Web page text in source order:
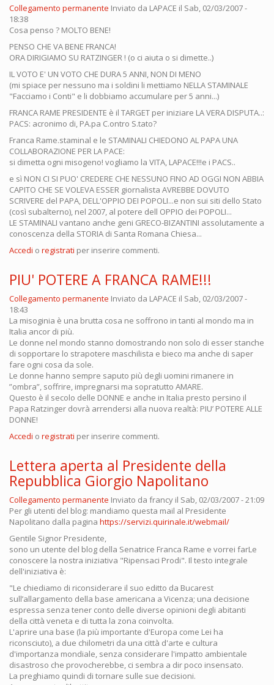
Collegamento permanente Inviato da LAPACE il Sab, 02/03/2007 -
18:38
Cosa penso ? MOLTO BENE!
PENSO CHE VA BENE FRANCA!
ORA DIRIGIAMO SU RATZINGER ! (o ci aiuta o si dimette..)
IL VOTO E' UN VOTO CHE DURA 5 ANNI, NON DI MENO
(mi spiace per nessuno ma i soldini li mettiamo NELLA STAMINALE
"Facciamo i Conti" e li dobbiamo accumulare per 5 anni...)
FRANCA RAME PRESIDENTE è il TARGET per iniziare LA VERA DISPUTA..:
PACS: acronimo di, PA.pa C.ontro S.tato?
Franca Rame.staminal e le STAMINALI CHIEDONO AL PAPA UNA
COLLABORAZIONE PER LA PACE:
si dimetta ogni misogeno! vogliamo la VITA, LAPACE!!!e i PACS..
e sì NON CI SI PUO' CREDERE CHE NESSUNO FINO AD OGGI NON ABBIA
CAPITO CHE SE VOLEVA ESSER giornalista AVREBBE DOVUTO
SCRIVERE del PAPA, DELL'OPPIO DEI POPOLI...e non sui siti dello Stato
(così subalterno), nel 2007, al potere dell OPPIO dei POPOLI...
LE STAMINALI vantano anche geni GRECO-BIZANTINI assolutamente a
conoscenza della STORIA di Santa Romana Chiesa...
Accedi o registrati per inserire commenti.
PIU' POTERE A FRANCA RAME!!!
Collegamento permanente Inviato da LAPACE il Sab, 02/03/2007 -
18:43
La misoginia è una brutta cosa ne soffrono in tanti al mondo ma in
Italia ancor di più.
Le donne nel mondo stanno domostrando non solo di esser stanche
di sopportare lo strapotere maschilista e bieco ma anche di saper
fare ogni cosa da sole.
Le donne hanno sempre saputo più degli uomini rimanere in
”ombra”, soffrire, impregnarsi ma sopratutto AMARE.
Questo è il secolo delle DONNE e anche in Italia presto persino il
Papa Ratzinger dovrà arrendersi alla nuova realtà: PIU’ POTERE ALLE
DONNE!
Accedi o registrati per inserire commenti.
Lettera aperta al Presidente della
Repubblica Giorgio Napolitano
Collegamento permanente Inviato da francy il Sab, 02/03/2007 - 21:09
Per gli utenti del blog: mandiamo questa mail al Presidente
Napolitano dalla pagina https://servizi.quirinale.it/webmail/
Gentile Signor Presidente,
sono un utente del blog della Senatrice Franca Rame e vorrei farLe
conoscere la nostra iniziativa "Ripensaci Prodi". Il testo integrale
dell'iniziativa è:
"Le chiediamo di riconsiderare il suo editto da Bucarest
sull’allargamento della base americana a Vicenza; una decisione
espressa senza tener conto delle diverse opinioni degli abitanti
della città veneta e di tutta la zona coinvolta.
L'aprire una base (la più importante d'Europa come Lei ha
riconsciuto), a due chilometri da una città d'arte e cultura
d'importanza mondiale, senza considerare l'impatto ambientale
disastroso che provocherebbe, ci sembra a dir poco insensato.
La preghiamo quindi di tornare sulle sue decisioni.